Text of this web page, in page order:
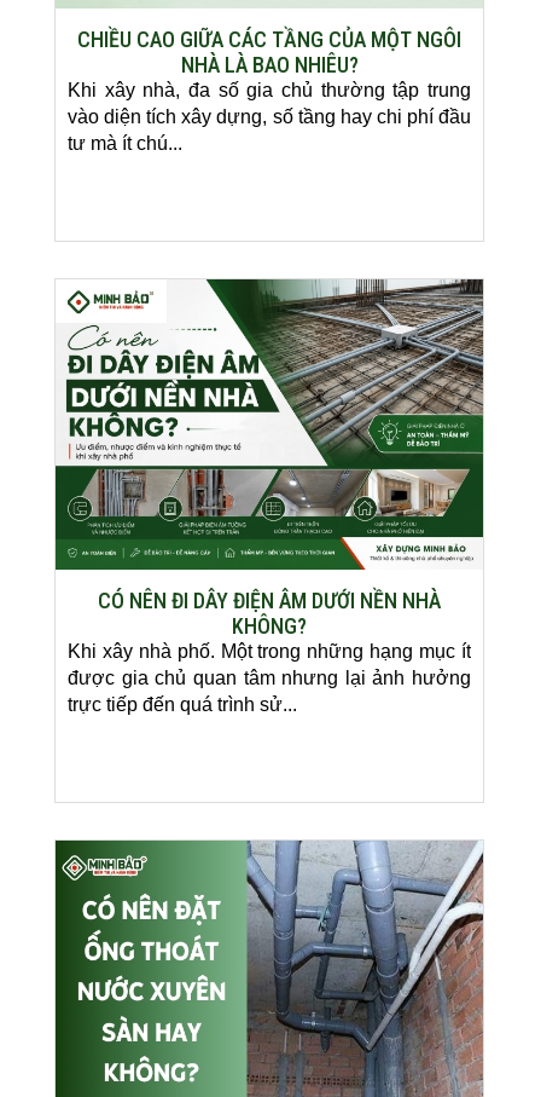
CHIỀU CAO GIỮA CÁC TẦNG CỦA MỘT NGÔI
NHÀ LÀ BAO NHIÊU?
Khi xây nhà, đa số gia chủ thường tập trung
vào diện tích xây dựng, số tầng hay chi phí đầu
tư mà ít chú...
CÓ NÊN ĐI DÂY ĐIỆN ÂM DƯỚI NỀN NHÀ
KHÔNG?
Khi xây nhà phố. Một trong những hạng mục ít
được gia chủ quan tâm nhưng lại ảnh hưởng
trực tiếp đến quá trình sử...